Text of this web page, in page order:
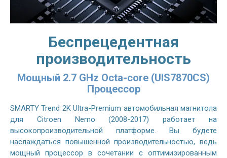
Беспрецедентная
производительность
Мощный 2.7 GHz Octa-core (UIS7870CS)
Процессор
SMARTY Trend 2K Ultra-Premium автомобильная магнитола
для Citroen Nemo (2008-2017) работает на
высокопроизводительной платформе. Вы будете
наслаждаться повышенной производительностью, ведь
мощный процессор в сочетании с оптимизированным